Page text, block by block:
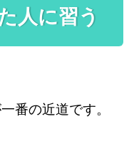
人に習う
番の近道です。